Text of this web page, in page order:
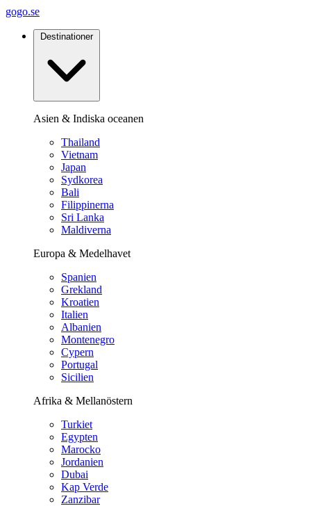
gogo.se
Destinationer
Asien & Indiska oceanen
Thailand
Vietnam
Japan
Sydkorea
Bali
Filippinerna
Sri Lanka
Maldiverna
Europa & Medelhavet
Spanien
Grekland
Kroatien
Italien
Albanien
Montenegro
Cypern
Portugal
Sicilien
Afrika & Mellanöstern
Turkiet
Egypten
Marocko
Jordanien
Dubai
Kap Verde
Zanzibar